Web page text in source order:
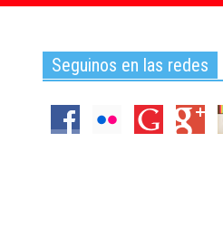
Seguinos en las redes